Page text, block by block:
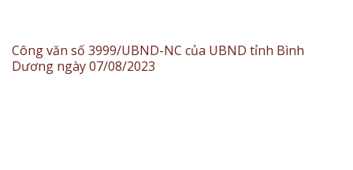
Công văn số 3999/UBND-NC của UBND tỉnh Bình
Dương ngày 07/08/2023